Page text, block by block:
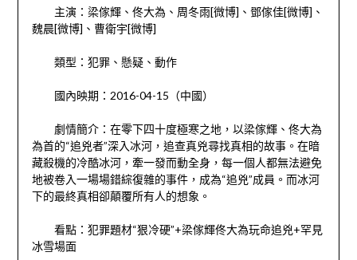
主演：梁傢輝、佟大為、周冬雨[微博]、鄧傢佳[微博]、
魏晨[微博]、曹衛宇[微博]
類型：犯罪、懸疑、動作
國內映期：2016-04-15（中國）
劇情簡介：在零下四十度極寒之地，以梁傢輝、佟大為
為首的“追兇者”深入冰河，追查真兇尋找真相的故事。在暗
藏殺機的冷酷冰河，牽一發而動全身，每一個人都無法避免
地被卷入一場場錯綜復雜的事件，成為“追兇”成員。而冰河
下的最終真相卻顛覆所有人的想象。
看點：犯罪題材“狠冷硬”+梁傢輝佟大為玩命追兇+罕見
冰雪場面